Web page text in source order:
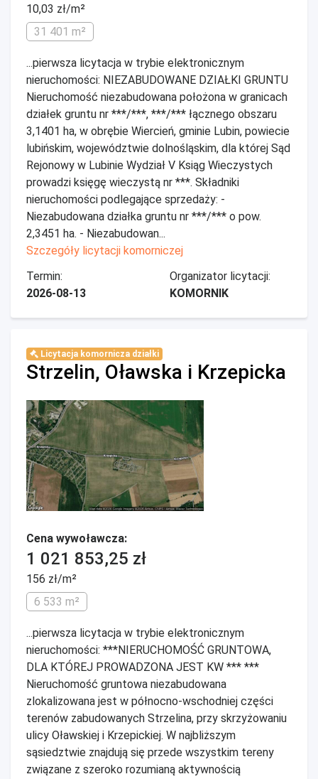
10,03 zł/m²
31 401 m²
...pierwsza licytacja w trybie elektronicznym
nieruchomości: NIEZABUDOWANE DZIAŁKI GRUNTU
Nieruchomość niezabudowana położona w granicach
działek gruntu nr ***/***, ***/*** łącznego obszaru
3,1401 ha, w obrębie Wiercień, gminie Lubin, powiecie
lubińskim, województwie dolnośląskim, dla której Sąd
Rejonowy w Lubinie Wydział V Ksiąg Wieczystych
prowadzi księgę wieczystą nr ***. Składniki
nieruchomości podlegające sprzedaży: -
Niezabudowana działka gruntu nr ***/*** o pow.
2,3451 ha. - Niezabudowan...
Szczegóły licytacji komorniczej
Termin:
2026-08-13
Organizator licytacji:
KOMORNIK
Licytacja komornicza działki
Strzelin, Oławska i Krzepicka
Cena wywoławcza:
1 021 853,25 zł
156 zł/m²
6 533 m²
...pierwsza licytacja w trybie elektronicznym
nieruchomości: ***NIERUCHOMOŚĆ GRUNTOWA,
DLA KTÓREJ PROWADZONA JEST KW *** ***
Nieruchomość gruntowa niezabudowana
zlokalizowana jest w północno-wschodniej części
terenów zabudowanych Strzelina, przy skrzyżowaniu
ulicy Oławskiej i Krzepickiej. W najbliższym
sąsiedztwie znajdują się przede wszystkim tereny
związane z szeroko rozumianą aktywnością